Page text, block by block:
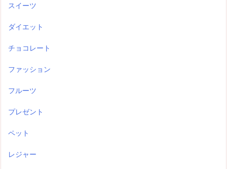
スイーツ
ダイエット
チョコレート
ファッション
フルーツ
プレゼント
ペット
レジャー